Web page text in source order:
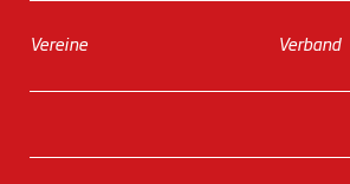
Vereine Verband